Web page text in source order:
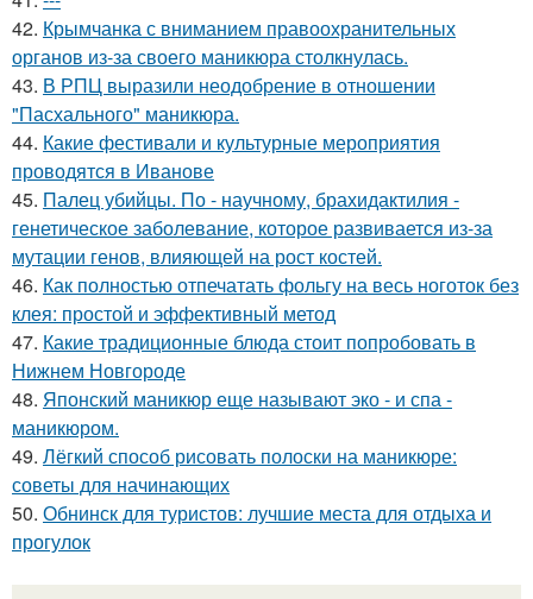
42. Крымчанка с вниманием правоохранительных
органов из-за своего маникюра столкнулась.
43. В РПЦ выразили неодобрение в отношении
"Пасхального" маникюра.
44. Какие фестивали и культурные мероприятия
проводятся в Иванове
45. Палец убийцы. По - научному, брахидактилия -
генетическое заболевание, которое развивается из-за
мутации генов, влияющей на рост костей.
46. Как полностью отпечатать фольгу на весь ноготок без
клея: простой и эффективный метод
47. Какие традиционные блюда стоит попробовать в
Нижнем Новгороде
48. Японский маникюр еще называют эко - и спа -
маникюром.
49. Лёгкий способ рисовать полоски на маникюре:
советы для начинающих
50. Обнинск для туристов: лучшие места для отдыха и
прогулок